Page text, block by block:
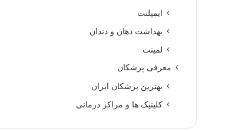
ایمپلنت
بهداشت دهان و دندان
لمینت
معرفی پزشکان
بهترین پزشکان ایران
کلینیک ها و مراکز درمانی